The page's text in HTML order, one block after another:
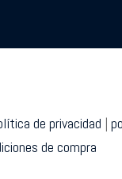
de privacidad |
de compra